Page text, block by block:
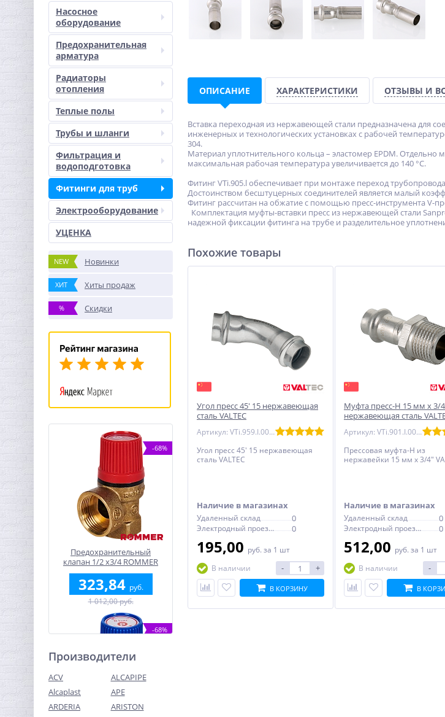
Насосное
оборудование
Предохранительная
арматура
Радиаторы
отопления
Теплые полы
Трубы и шланги
Фильтрация и
водоподготовка
Фитинги для труб
Электрооборудование
УЦЕНКА
NEW Новинки
ХИТ Хиты продаж
% Скидки
-68%
Предохранительный
клапан 1/2 x3/4 ROMMER
для отопления 1,5 бар
323,84 руб.
1 012,00 руб.
-68%
Производители
ACV
ALCAPIPE
Alcaplast
APE
ARDERIA
ARISTON
ОПИСАНИЕ ХАРАКТЕРИСТИКИ ОТЗЫВЫ И
Вставка переходная из нержавеющей стали предназначена для
инженерных и технологических установках с рабочей
304.
Материал уплотнительного кольца – эластомер EPDM.
максимальная рабочая температура увеличивается до 140 °С.
Фитинг VTi.905.l обеспечивает при монтаже переход
Достоинством бесштуцерных соединителей является малый
Фитинг рассчитан на обжатие с помощью пресс-инструмента V-
Комплектация муфты-вставки пресс из нержавеющей стали
надежной фиксации фитинга на трубе и разделительное
Похожие товары
Угол пресс 45' 15 нержавеющая
сталь VALTEC
Артикул: VTi.959.I.001515
Угол пресс 45' 15 нержавеющая
сталь VALTEC
Наличие в магазинах
Удаленный склад 0
Электродный проезд, 6с1 0
195,00 руб. за 1 шт
В наличии
- +
В КОРЗИНУ
Муфта пресс-Н 15 мм х 3/
нержавеющая сталь
Артикул: VTi.901.I.001505
Прессовая муфта-Н из
нержавейки 15 мм х 3/4"
Наличие в магазинах
Удаленный склад 0
Электродный проезд, 6с1 0
512,00 руб. за 1 шт
В наличии
-
В